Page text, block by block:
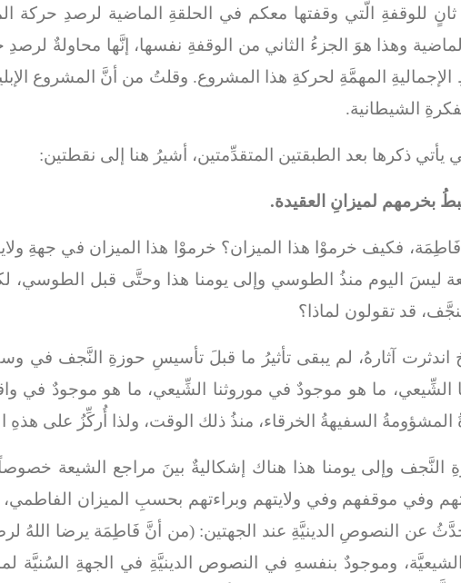
ثانٍ للوقفةِ الَّتي وقفتها معكم في الحلقةِ الماضية لرصدِ حركة
وهذا هوَ الجزءُ الثاني من الوقفةِ نفسها، إنَّها محاولةٌ
المهمَّةِ لحركةِ هذا المشروع. وقلتُ من أنَّ المشروع
الشيطانية.
يأتي ذكرها بعد الطبقتين المتقدِّمتين، أشيرُ هنا إلى نقطتين:
بخرمهم لميزانِ العقيدة.
فكيف خرموْا هذا الميزان؟ خرموْا هذا الميزان في جهةِ
ليسَ اليوم منذُ الطوسي وإلى يومنا هذا وحتَّى قبل
قد تقولون لماذا؟
اندثرت آثارهُ، لم يبقى تأثيرُ ما قبلَ تأسيسِ حوزةِ النَّجف في
الشِّيعي، ما هو موجودٌ في موروثنا الشِّيعي، ما هو موجودٌ
المشؤومةُ السفيهةُ الخرقاء، منذُ ذلك الوقت، ولذا أُركِّزُ على هذهِ
وإلى يومنا هذا هناك إشكاليةٌ بينَ مراجع الشيعة خصوصاً
وفي موقفهم وفي ولايتهم وبراءتهم بحسبِ الميزان
أتحدَّثُ عن النصوصِ الدينيَّةِ عند الجهتين: (من أنَّ فَاطِمَة يرضا
الشيعيَّة، وموجودٌ بنفسهِ في النصوص الدينيَّةِ في الجهةِ السُنيَّة